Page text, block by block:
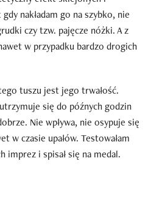
nakładam go na szybko, nie
czy tzw. pajęcze nóżki. A z
w przypadku bardzo drogich
tuszu jest jego trwałość.
się do późnych godzin
Nie wpływa, nie osypuje się
w czasie upałów. Testowałam
imprez i spisał się na medal.